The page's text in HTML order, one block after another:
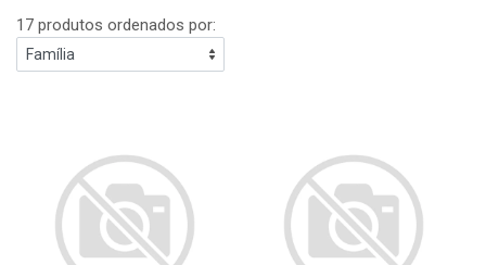
17 produtos ordenados por: